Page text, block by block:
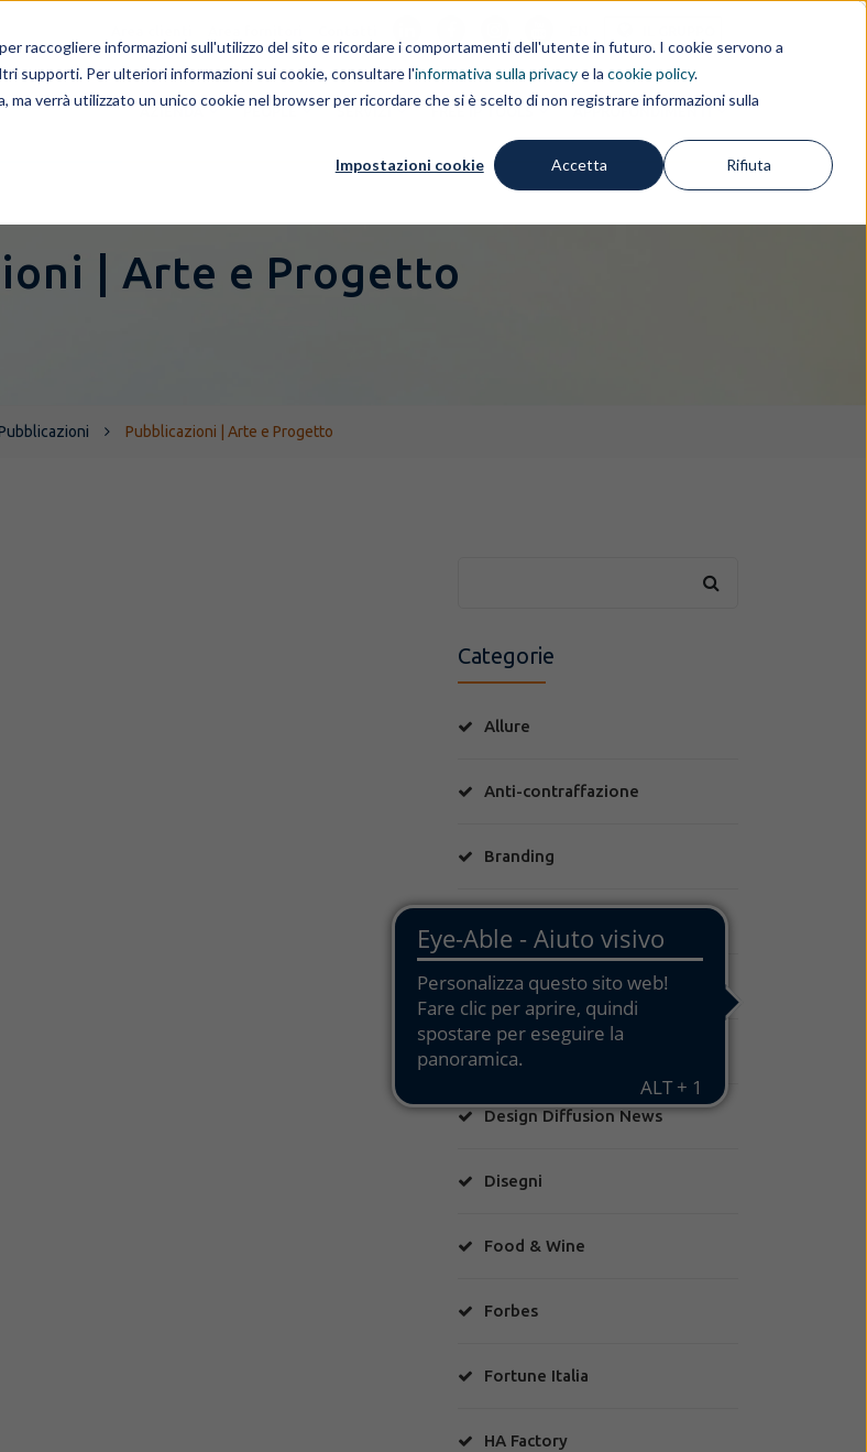
raccogliere informazioni sull'utilizzo del sito e ricordare i comportamenti dell'utente in futuro. I cookie servono a
supporti. Per ulteriori informazioni sui cookie, consultare l'informativa sulla privacye la cookie policy.
verrà utilizzato un unico cookie nel browser per ricordare che si è scelto di non registrare informazioni sulla
Impostazioni cookie Accetta Rifiuta
AZIENDA PEOPLE SERVIZI FREE IP TOOLS APPROFONDIMENTI
| Arte e Progetto
Pubblicazioni | Arte e Progetto
Categorie
Allure
Anti-contraffazione
Branding
Class
Corriere Torino
Design Diffusion News
Disegni
Food & Wine
Forbes
Fortune Italia
HA Factory